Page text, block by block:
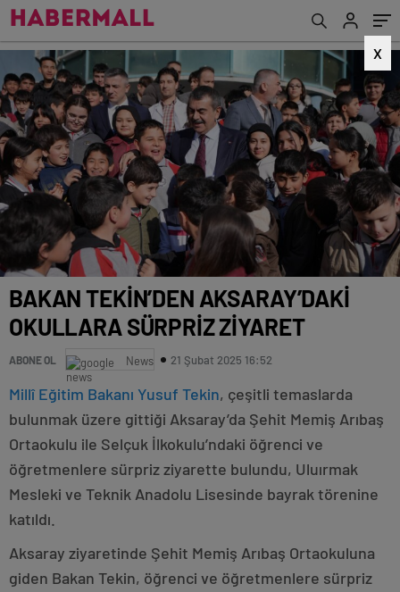
X
BAKAN TEKİN’DEN AKSARAY’DAKİ
OKULLARA SÜRPRİZ ZİYARET
ABONE OL News 21 Şubat 2025 16:52
Millî Eğitim Bakanı Yusuf Tekin, çeşitli temaslarda
bulunmak üzere gittiği Aksaray’da Şehit Memiş Arıbaş
Ortaokulu ile Selçuk İlkokulu’ndaki öğrenci ve
öğretmenlere sürpriz ziyarette bulundu, Uluırmak
Mesleki ve Teknik Anadolu Lisesinde bayrak törenine
katıldı.
Aksaray ziyaretinde Şehit Memiş Arıbaş Ortaokuluna
giden Bakan Tekin, öğrenci ve öğretmenlere sürpriz